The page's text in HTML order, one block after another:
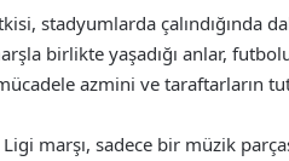
stadyumlarda çalındığında
birlikte yaşadığı anlar,
azmini ve taraftarların
marşı, sadece bir müzik